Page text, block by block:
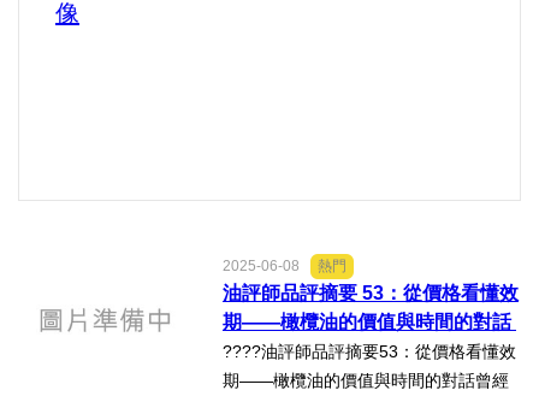
2025-06-08 熱門
油評師品評摘要 53：從價格看懂效
期——橄欖油的價值與時間的對話
????油評師品評摘要53：從價格看懂效
期——橄欖油的價值與時間的對話曾經